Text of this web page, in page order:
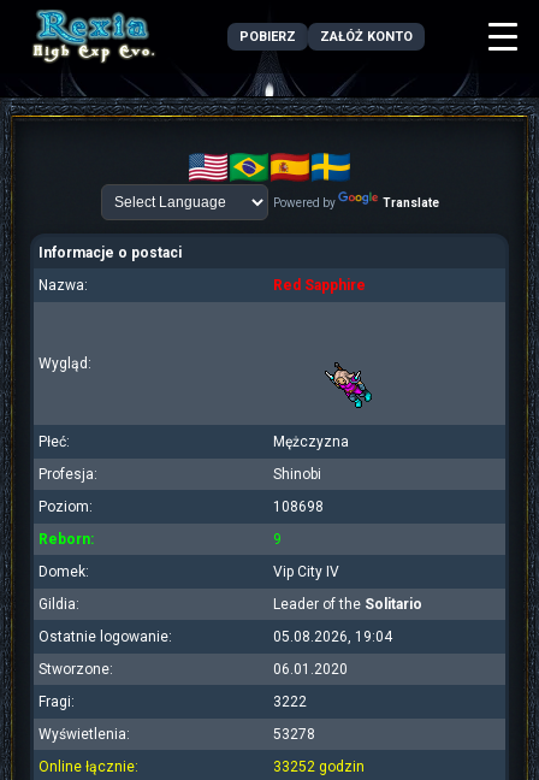
POBIERZ ZAŁÓŻ KONTO
Powered by Translate
Informacje o postaci
Nazwa:
Red Sapphire
Wygląd:
Płeć:
Mężczyzna
Profesja:
Shinobi
Poziom:
108698
Reborn:
9
Domek:
Vip City IV
Gildia:
Leader of the Solitario
Ostatnie logowanie:
05.08.2026, 19:04
Stworzone:
06.01.2020
Fragi:
3222
Wyświetlenia:
53278
Online łącznie:
33252 godzin